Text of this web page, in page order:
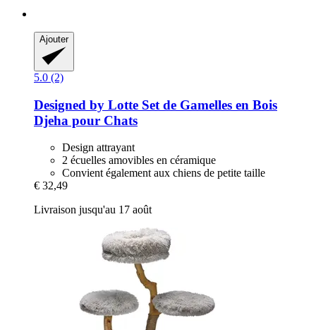
Ajouter
5.0 (2)
Designed by Lotte Set de Gamelles en Bois
Djeha pour Chats
Design attrayant
2 écuelles amovibles en céramique
Convient également aux chiens de petite taille
€ 32,49
Livraison jusqu'au 17 août